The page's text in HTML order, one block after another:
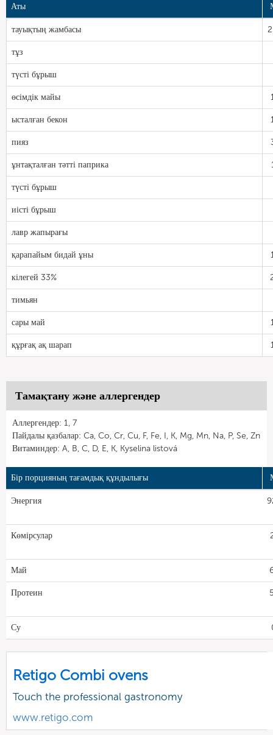
Аты
тауықтың жамбасы
тұз
түсті бұрыш
өсімдік майы
ысталған бекон
пияз
ұнтақталған тәтті паприка
түсті бұрыш
иісті бұрыш
лавр жапырағы
қарапайым бидай ұны
кілегей 33%
тимьян
сары май
құрғақ ақ шарап
Тамақтану және аллергендер
Аллергендер: 1, 7
Пайдалы қазбалар: Ca, Co, Cr, Cu, F, Fe, I, K, Mg, Mn, Na, P, Se, Zn
Витаминдер: A, B, C, D, E, K, Kyselina listová
Бір порцияның тағамдық құндылығы
Энергия
Көмірсулар
Май
Протеин
Су
Retigo Combi ovens
Touch the professional gastronomy
www.retigo.com